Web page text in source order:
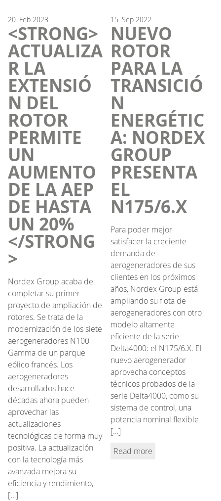
20. Feb 2023
<STRONG>
ACTUALIZA
R LA
EXTENSIÓ
N DEL
ROTOR
PERMITE
UN
AUMENTO
DE LA AEP
DE HASTA
UN 20%
</STRONG
>
Nordex Group acaba de
completar su primer
proyecto de ampliación de
rotores. Se trata de la
modernización de los siete
aerogeneradores N100
Gamma de un parque
eólico francés. Los
aerogeneradores
desarrollados hace
décadas ahora pueden
aprovechar las
actualizaciones
tecnológicas de forma muy
positiva. La actualización
con la tecnología más
avanzada mejora su
eficiencia y rendimiento,
[…]
15. Sep 2022
NUEVO
ROTOR
PARA LA
TRANSICIÓ
N
ENERGÉTIC
A: NORDEX
GROUP
PRESENTA
EL
N175/6.X
Para poder mejor
satisfacer la creciente
demanda de
aerogeneradores de sus
clientes en los próximos
años, Nordex Group está
ampliando su flota de
aerogeneradores con otro
modelo altamente
eficiente de la serie
Delta4000: el N175/6.X. El
nuevo aerogenerador
aprovecha conceptos
técnicos probados de la
serie Delta4000, como su
sistema de control, una
potencia nominal flexible
[…]
Read more